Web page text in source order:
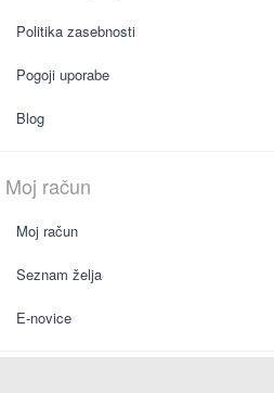
Politika zasebnosti
Pogoji uporabe
Blog
Moj račun
Moj račun
Seznam želja
E-novice